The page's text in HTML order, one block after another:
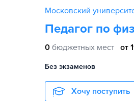
Московский
Педагог по
0 бюджетных мест от
Без экзаменов
Хочу поступить